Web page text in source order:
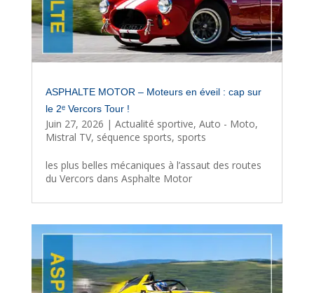
ASPHALTE MOTOR – Moteurs en éveil : cap sur
le 2ᵉ Vercors Tour !
Juin 27, 2026 | Actualité sportive, Auto - Moto,
Mistral TV, séquence sports, sports
les plus belles mécaniques à l’assaut des routes
du Vercors dans Asphalte Motor